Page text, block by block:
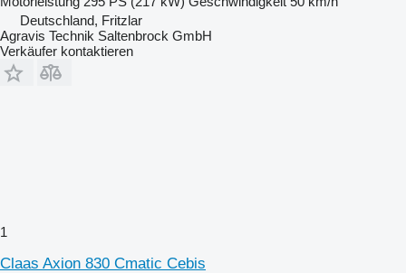
Deutschland, Fritzlar
Agravis Technik Saltenbrock GmbH
Verkäufer kontaktieren
1
Claas Axion 830 Cmatic Cebis